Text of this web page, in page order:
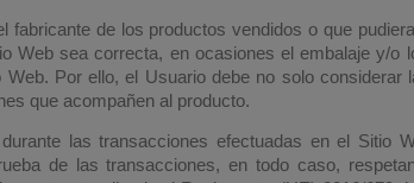
de los productos vendidos o que
Web sea correcta, en ocasiones el embalaje y/
Por ello, el Usuario debe no solo
que acompañen al producto.
las transacciones efectuadas en el Sitio
de las transacciones, en todo caso,